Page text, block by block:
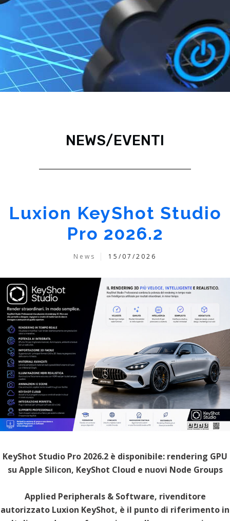
NEWS/EVENTI
Luxion KeyShot Studio
Pro 2026.2
News 15/07/2026
KeyShot Studio Pro 2026.2 è disponibile: rendering GPU
su Apple Silicon, KeyShot Cloud e nuovi Node Groups
Applied Peripherals & Software, rivenditore
autorizzato Luxion KeyShot, è il punto di riferimento in